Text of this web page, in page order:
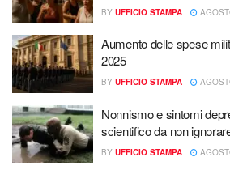
BY UFFICIO STAMPA
Aumento delle spese
2025
BY UFFICIO STAMPA
Nonnismo e sintomi
scientifico da non
BY UFFICIO STAMPA